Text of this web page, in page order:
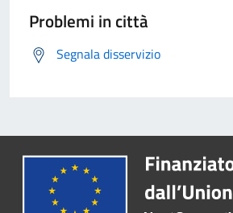
Problemi in città
Segnala disservizio